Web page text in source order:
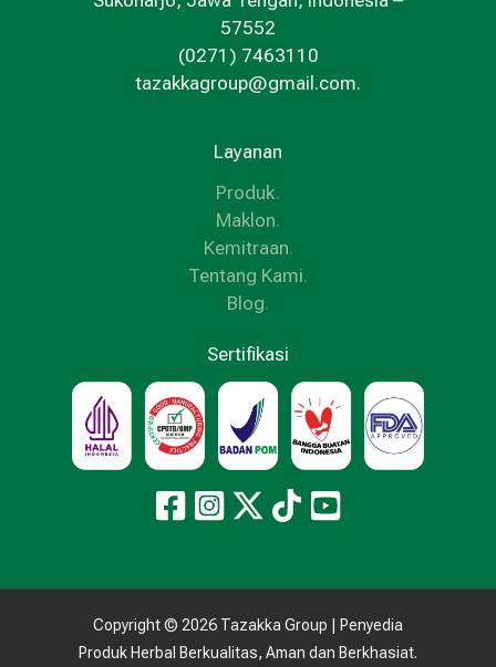
57552
(0271) 7463110
tazakkagroup@gmail.com.
Layanan
Produk.
Maklon.
Kemitraan.
Tentang Kami.
Blog.
Sertifikasi
Copyright © 2026 Tazakka Group | Penyedia
Produk Herbal Berkualitas, Aman dan Berkhasiat.